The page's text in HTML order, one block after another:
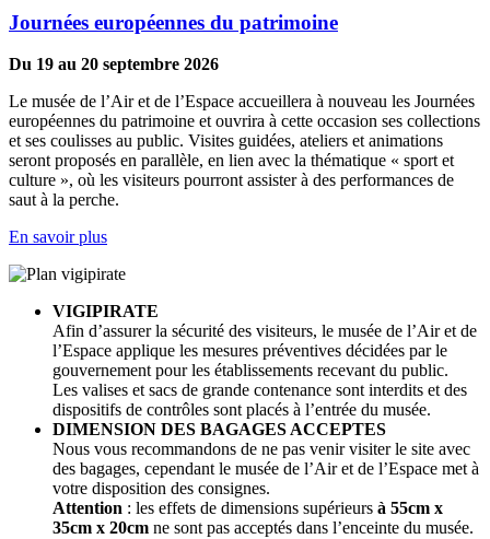
Journées européennes du patrimoine
Du 19 au 20 septembre 2026
Le musée de l’Air et de l’Espace accueillera à nouveau les Journées
européennes du patrimoine et ouvrira à cette occasion ses collections
et ses coulisses au public. Visites guidées, ateliers et animations
seront proposés en parallèle, en lien avec la thématique « sport et
culture », où les visiteurs pourront assister à des performances de
saut à la perche.
En savoir plus
VIGIPIRATE
Afin d’assurer la sécurité des visiteurs, le musée de l’Air et de
l’Espace applique les mesures préventives décidées par le
gouvernement pour les établissements recevant du public.
Les valises et sacs de grande contenance sont interdits et des
dispositifs de contrôles sont placés à l’entrée du musée.
DIMENSION DES BAGAGES ACCEPTES
Nous vous recommandons de ne pas venir visiter le site avec
des bagages, cependant le musée de l’Air et de l’Espace met à
votre disposition des consignes.
Attention : les effets de dimensions supérieurs à 55cm x
35cm x 20cm ne sont pas acceptés dans l’enceinte du musée.